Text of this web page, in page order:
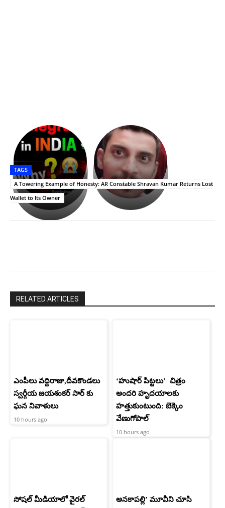
భగవంతుని
ప్రసాదం
తీర్థం..తులసీదళం
లేకుండా
అసంపూర్ణం
కేజీఎఫ్
సినిమాతో
పాన్
ఇండియా
స్టార్
హీరోయిన్‏గా
శ్రీనిధి
Upasana:
భర్తపై
రివెంజ్
తీర్చుకున్న
ఉపాసన..
పాపం
రామ్
TAGS
A Towering Example of Honesty: AR Constable Shravan Kumar Returns Lost
Wallet to Its Owner
RELATED ARTICLES
ఎంపీలు వద్దిరాజు,దీవకొండలు
స్వర్గీయ జయశంకర్ సార్ కు
ఘన నివాళులు
10 hours ago
‘హుషార్‌ పిట్టలు’ చిత్రం
అందరి హృదయాలకు
హత్తుకుంటుంది: బెక్కెం
వేణుగోపాల్‌
10 hours ago
సోషల్ మీడియాలో వైరల్
అనకాపల్లి’ మూవీని చూసి